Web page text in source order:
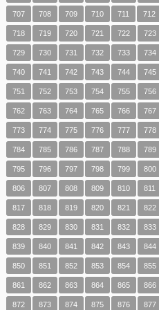
707 708 709 710 711 712
718 719 720 721 722 723
729 730 731 732 733 734
740 741 742 743 744 745
751 752 753 754 755 756
762 763 764 765 766 767
773 774 775 776 777 778
784 785 786 787 788 789
795 796 797 798 799 800
806 807 808 809 810 811
817 818 819 820 821 822
828 829 830 831 832 833
839 840 841 842 843 844
850 851 852 853 854 855
861 862 863 864 865 866
872 873 874 875 876 877